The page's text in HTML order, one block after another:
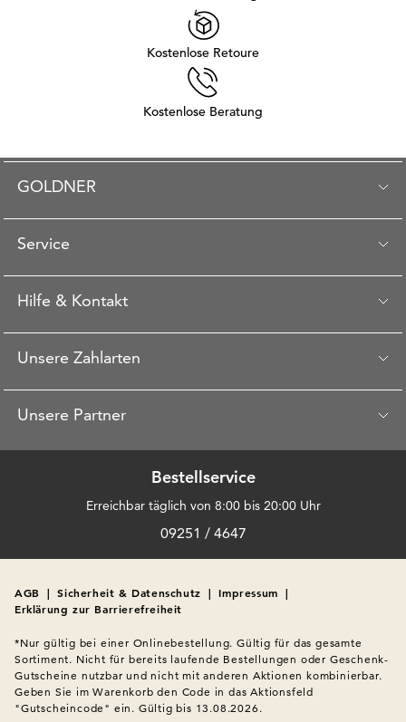
Kostenlose Retoure
Kostenlose Beratung
GOLDNER
Service
Hilfe & Kontakt
Unsere Zahlarten
Unsere Partner
Bestellservice
Erreichbar täglich von 8:00 bis 20:00 Uhr
09251 / 4647
AGB | Sicherheit & Datenschutz | Impressum |
Erklärung zur Barrierefreiheit
*Nur gültig bei einer Onlinebestellung. Gültig für das gesamte
Sortiment. Nicht für bereits laufende Bestellungen oder Geschenk-
Gutscheine nutzbar und nicht mit anderen Aktionen kombinierbar.
Geben Sie im Warenkorb den Code in das Aktionsfeld
"Gutscheincode" ein. Gültig bis 13.08.2026.